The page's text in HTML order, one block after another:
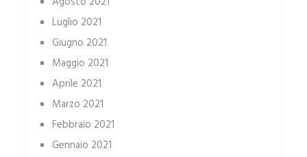
Luglio 2021
Giugno 2021
Maggio 2021
Aprile 2021
Marzo 2021
Febbraio 2021
Gennaio 2021